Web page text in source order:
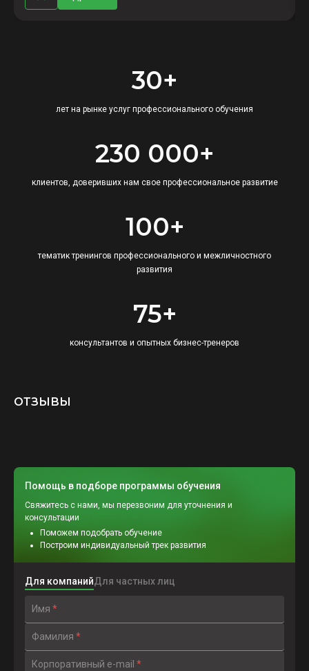
30+
лет на рынке услуг профессионального обучения
230 000+
клиентов, доверивших нам свое профессиональное развитие
100+
тематик тренингов профессионального и межличностного
развития
75+
консультантов и опытных бизнес-тренеров
ОТЗЫВЫ
Помощь в подборе программы обучения
Свяжитесь с нами, мы перезвоним для уточнения и
консультации
Поможем подобрать обучение
Построим индивидуальный трек развития
Для компанийДля частных лиц
Имя *
Фамилия *
Корпоративный e-mail *